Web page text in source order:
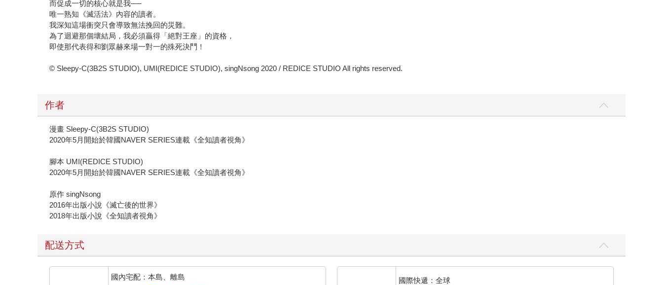
而促成一切的核心就是我──
唯一熟知《滅活法》內容的讀者。
我深知這場衝突只會導致無法挽回的災難。
為了迴避那個壞結局，我必須贏得「絕對王座」的資格，
即使那代表得和劉眾赫來場一對一的殊死決鬥！
© Sleepy-C(3B2S STUDIO), UMI(REDICE STUDIO), singNsong 2020 / REDICE STUDIO All rights reserved.
作者
漫畫 Sleepy-C(3B2S STUDIO)
2020年5月開始於韓國NAVER SERIES連載《全知讀者視角》
腳本 UMI(REDICE STUDIO)
2020年5月開始於韓國NAVER SERIES連載《全知讀者視角》
原作 singNsong
2016年出版小說《滅亡後的世界》
2018年出版小說《全知讀者視角》
配送方式
國內宅配：本島、離島
國際快遞：全球